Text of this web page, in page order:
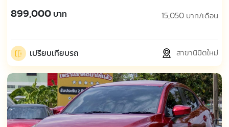
899,000 บาท 15,050 บาท/เดือน
เปรียบเทียบรถ สาขานิมิตใหม่